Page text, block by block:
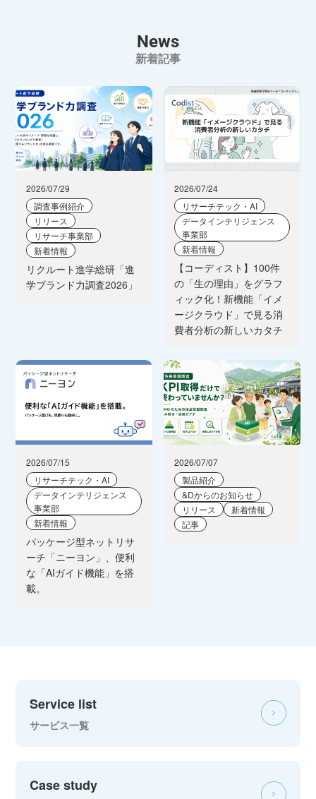
News
新着記事
2026/07/29
調査事例紹介
リリース
リサーチ事業部
新着情報
リクルート進学総研「進
学ブランド力調査2026」
2026/07/24
リサーチテック・AI
データインテリジェンス
事業部
新着情報
【コーディスト】100件
の「生の理由」をグラフ
ィック化！新機能「イメ
ージクラウド」で見る消
費者分析の新しいカタチ
2026/07/15
リサーチテック・AI
データインテリジェンス
事業部
新着情報
パッケージ型ネットリサ
ーチ「ニーヨン」、便利
な「AIガイド機能」を搭
載。
2026/07/07
製品紹介
&Dからのお知らせ
リリース
新着情報
記事
Service list
サービス一覧
Case study